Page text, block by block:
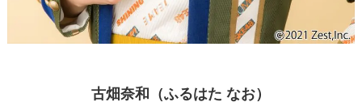
古畑奈和（ふるはた なお）